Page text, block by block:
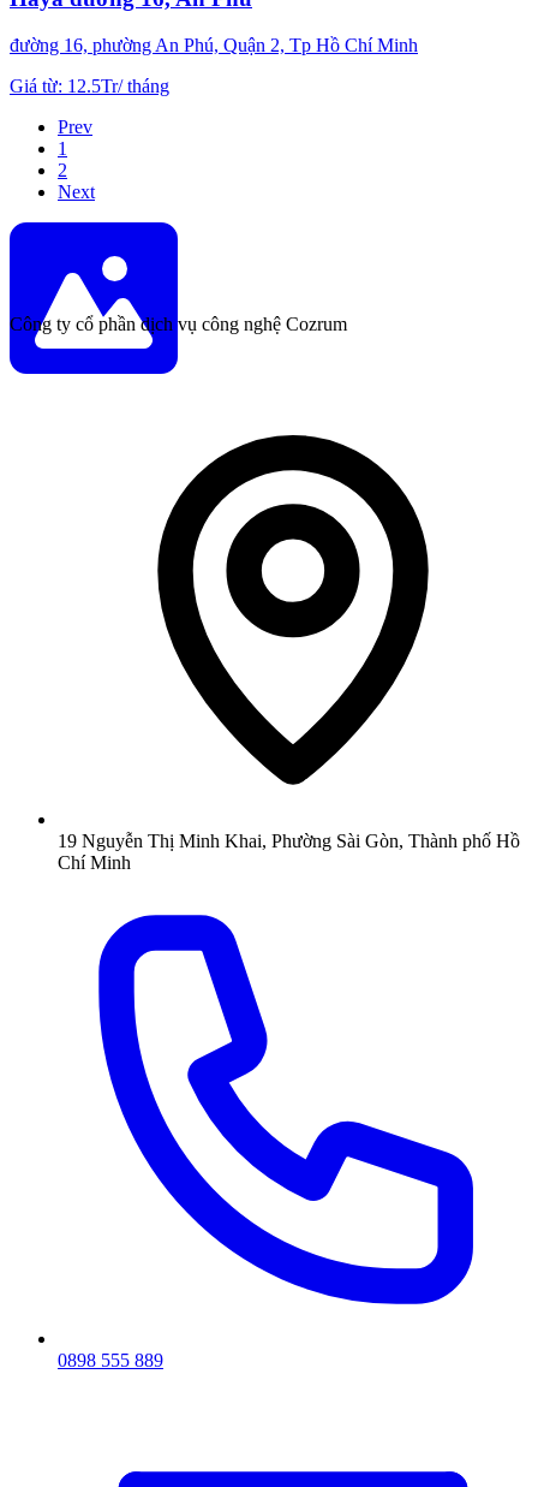
đường 16, phường An Phú, Quận 2, Tp Hồ Chí Minh
Giá từ: 12.5Tr/tháng
Prev
1
2
Next
Công ty cổ phần dịch vụ công nghệ Cozrum
19 Nguyễn Thị Minh Khai, Phường Sài Gòn, Thành phố Hồ
Chí Minh
0898 555 889